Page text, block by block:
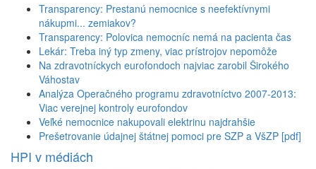
Transparency: Prestanú nemocnice s neefektívnymi
nákupmi... zemiakov?
Transparency: Polovica nemocníc nemá na pacienta čas
Lekár: Treba iný typ zmeny, viac prístrojov nepomôže
Na zdravotníckych eurofondoch najviac zarobil Širokého
Váhostav
Analýza Operačného programu zdravotníctvo 2007-2013:
Viac verejnej kontroly eurofondov
Veľké nemocnice nakupovali elektrinu najdrahšie
Prešetrovanie údajnej štátnej pomoci pre SZP a VšZP [pdf]
HPI v médiách